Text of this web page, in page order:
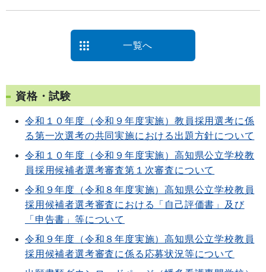
一覧へ
資格・試験
令和１０年度（令和９年度実施）教員採用選考に係
る第一次選考の共同実施における出題方針について
令和１０年度（令和９年度実施）高知県公立学校教
員採用候補者選考審査第１次審査について
令和９年度（令和８年度実施）高知県公立学校教員
採用候補者選考審査における「自己評価書」及び
「申告書」等について
令和９年度（令和８年度実施）高知県公立学校教員
採用候補者選考審査に係る応募状況等について